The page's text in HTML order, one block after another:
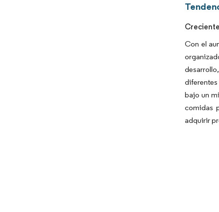
Con el
bajo un
comidas
adquirir